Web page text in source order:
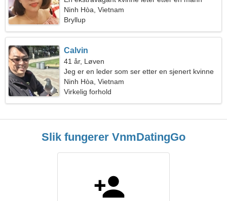
Ninh Hòa, Vietnam
Bryllup
Calvin
41 år, Løven
Jeg er en leder som ser etter en sjenert kvinne
Ninh Hòa, Vietnam
Virkelig forhold
Slik fungerer VnmDatingGo